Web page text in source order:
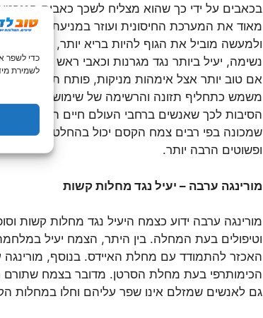
כדי לשפר
לשמירת
בכאבים על ידי כך שהוא מצליח לשכך כאבים
מאוד את המערכת החיסונית ועוזר במניעת מחלות
ולמעשה מוביל את הגוף להיות בריא יותר, תורם
נשימה, יעיל ביותר נגד מגרנות וכאבי ראש
אם טוב יותר אצל אימהות מניקות, פותח תיאבון אצל
משמש כתחליף תזונה והרשימה של שימושיו עוד
הסיבות לכך שאנשים ברחבי העולם חיים היום בריא
שמכונה בפי רבים צמח הקסם יכול בהחלט לחולל
ופשוטים הרבה יותר.
מורינגה ערבה – יעיל נגד מחלות קשות
מורינגה ערבה ידוע כצמח היעיל נגד מחלות קשות
האכזר להתמודד עם מחלת האיידס. בנוסף, מורינגה
הכימותרפי בעת מחלת הסרטן. מדובר בצמח שתורם
גם לאנשים שמזלם אינו שפר עליהם וחלו במחלות